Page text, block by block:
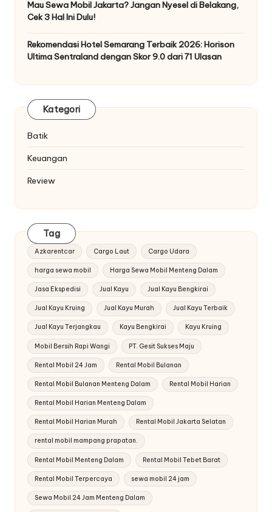
Mau Sewa Mobil Jakarta? Jangan Nyesel di Belakang,
Cek 3 Hal Ini Dulu!
Rekomendasi Hotel Semarang Terbaik 2026: Horison
Ultima Sentraland dengan Skor 9.0 dari 71 Ulasan
Kategori
Batik
Keuangan
Review
Tag
Azkarentcar Cargo Laut Cargo Udara
harga sewa mobil Harga Sewa Mobil Menteng Dalam
Jasa Ekspedisi Jual Kayu Jual Kayu Bengkirai
Jual Kayu Kruing Jual Kayu Murah Jual Kayu Terbaik
Jual Kayu Terjangkau Kayu Bengkirai Kayu Kruing
Mobil Bersih Rapi Wangi PT. Gesit Sukses Maju
Rental Mobil 24 Jam Rental Mobil Bulanan
Rental Mobil Bulanan Menteng Dalam Rental Mobil Harian
Rental Mobil Harian Menteng Dalam
Rental Mobil Harian Murah Rental Mobil Jakarta Selatan
rental mobil mampang prapatan.
Rental Mobil Menteng Dalam Rental Mobil Tebet Barat
Rental Mobil Terpercaya sewa mobil 24 jam
Sewa Mobil 24 Jam Menteng Dalam